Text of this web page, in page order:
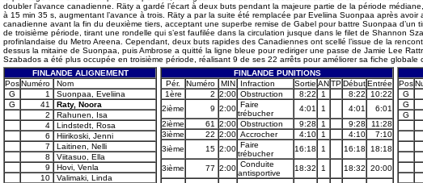
doubler l’avance canadienne. Räty a gardé l’écart à deux buts pendant la majeure partie de la période
à 15 min 35 s, augmentant l’avance à trois. Räty a par la suite été remplacée par Eveliina Suonpaa après
canadienne avant la fin du deuxième tiers, acceptant une superbe remise de Gabel pour battre Suonpaa
de troisième période, tirant une rondelle qui s’est faufilée dans la circulation jusque dans le filet de Shannon
profinlandaise du Metro Areena. Cependant, deux buts rapides des Canadiennes ont scellé l’issue de la
dessus la mitaine de Suonpaa, puis Ambrose a quitté la ligne bleue pour rediriger une passe de Jamie Lee
Szabados a été plus occupée en troisième période, réalisant 9 de ses 22 arrêts pour améliorer sa fiche globale
FINLANDE ALIGNEMENT
PosNuméro
Nom
G
1
Suonpaa, Eveliina
G
41
Raty, Noora
2
Rahunen, Isa
4
Lindstedt, Rosa
6
Hiirikoski, Jenni
7
Laitinen, Nelli
8
Viitasuo, Ella
9
Hovi, Venla
10
Valimaki, Linda
FINLANDE PUNITIONS
Pér.
Numéro MIN Infraction Sortie ANTPDébutEntrée
1ère
2 2:00 Obstruction 8:22 1 8:22
10:22
2ième
9 2:00 Faire
trébucher
4:01 1 4:01
6:01
2ième
61 2:00 Obstruction 9:28 1 9:28
11:28
3ième
22 2:00 Accrocher 4:10 1 4:10
7:10
3ième
15 2:00 Faire
trébucher
16:18 1 16:18 18:18
3ième 77 2:00 Conduite
antisportive
18:32 1 18:32 20:00
Pos
G
G
G